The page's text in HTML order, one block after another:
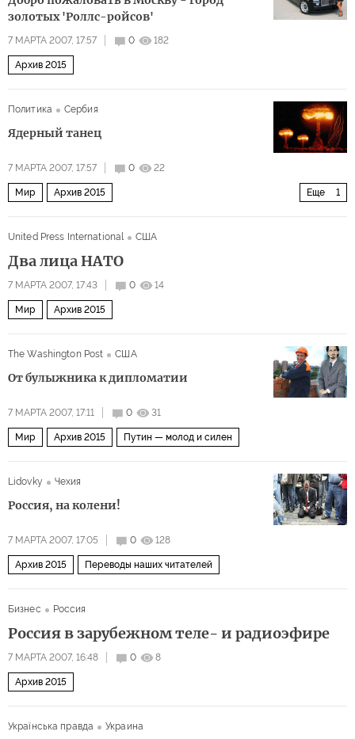
золотых 'Роллс-ройсов'
7 МАРТА 2007, 17:57 0 182
Архив 2015
Политика Сербия
Ядерный танец
7 МАРТА 2007, 17:57 0 22
Еще 1
Мир Архив 2015
United Press International
США
Два лица НАТО
7 МАРТА 2007, 17:43 0 14
Мир Архив 2015
The Washington Post США
От булыжника к дипломатии
7 МАРТА 2007, 17:11 0 31
Мир Архив 2015 Путин — молод и силен
Lidovky Чехия
Россия, на колени!
7 МАРТА 2007, 17:05 0 128
Архив 2015 Переводы наших читателей
Бизнес Россия
Россия в зарубежном теле- и радиоэфире
7 МАРТА 2007, 16:48 0 8
Архив 2015
Українська правда Украина